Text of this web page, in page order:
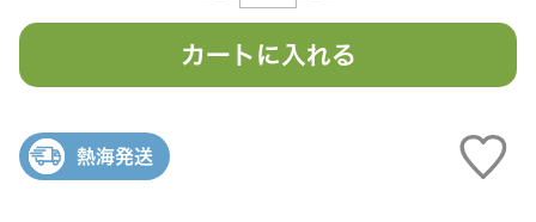
カートに入れる
熱海発送